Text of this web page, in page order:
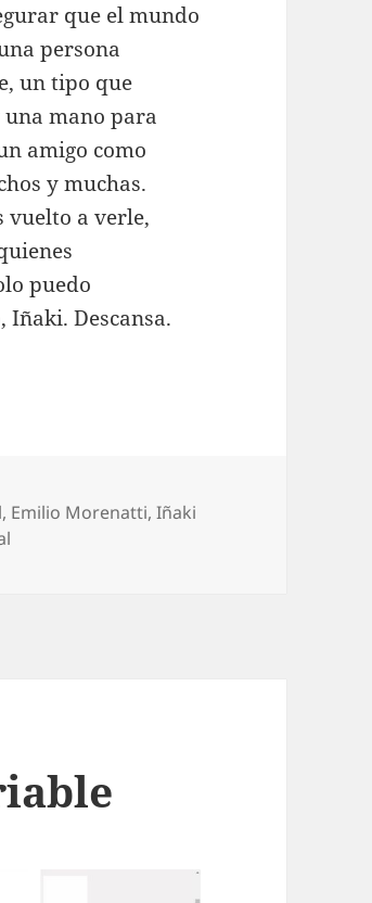
que el mundo
persona
un tipo que
mano para
amigo como
y muchas.
vuelto a verle,
puedo
Iñaki. Descansa.
, Emilio Morenatti,Iñaki